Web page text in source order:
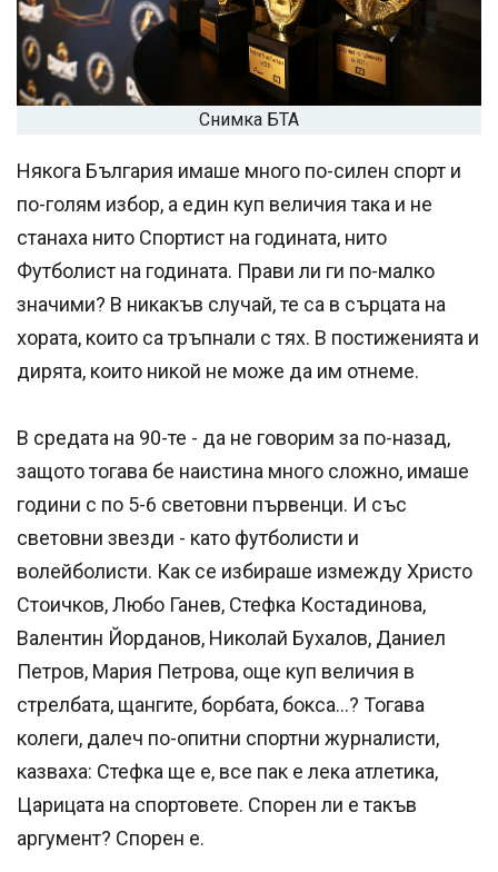
Снимка БТА
Някога България имаше много по-силен спорт и
по-голям избор, а един куп величия така и не
станаха нито Спортист на годината, нито
Футболист на годината. Прави ли ги по-малко
значими? В никакъв случай, те са в сърцата на
хората, които са тръпнали с тях. В постиженията и
дирята, които никой не може да им отнеме.
В средата на 90-те - да не говорим за по-назад,
защото тогава бе наистина много сложно, имаше
години с по 5-6 световни първенци. И със
световни звезди - като футболисти и
волейболисти. Как се избираше измежду Христо
Стоичков, Любо Ганев, Стефка Костадинова,
Валентин Йорданов, Николай Бухалов, Даниел
Петров, Мария Петрова, още куп величия в
стрелбата, щангите, борбата, бокса...? Тогава
колеги, далеч по-опитни спортни журналисти,
казваха: Стефка ще е, все пак е лека атлетика,
Царицата на спортовете. Спорен ли е такъв
аргумент? Спорен е.